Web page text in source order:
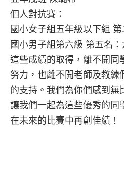
個人對抗賽：
國小女子組五年級以下組
國小男子組第六級 第五名
這些成績的取得，離不開同
努力，也離不開老師及教練
的支持。我們為你們感到無
讓我們一起為這些優秀的同
在未來的比賽中再創佳績！